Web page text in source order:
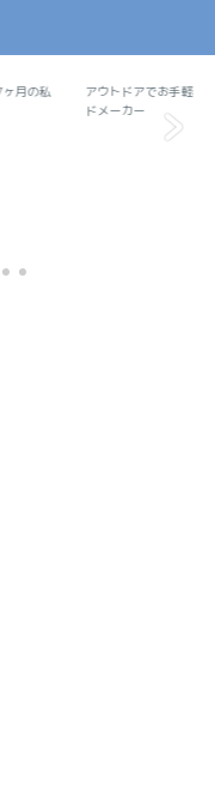
デザ
デザイン研究所
月の私
アウトドア
アウトドアでお手軽料
ドメーカー